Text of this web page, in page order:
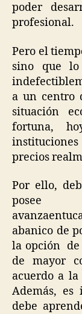
poder
profesional.
Pero el
sino que
a un centro
situación
fortuna,
precios
Por ello,
posee
abanico de
la opción de
de mayor
acuerdo a
Además,
debe